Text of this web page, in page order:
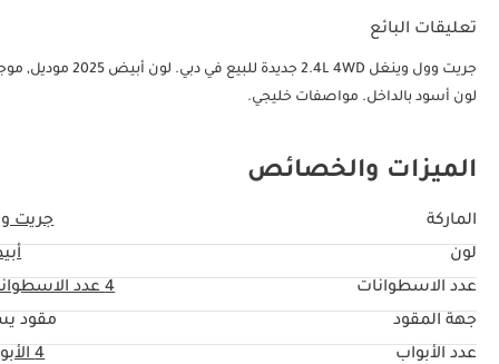
تعليقات البائع
لون أسود بالداخل. مواصفات خليجي.
الميزات والخصائص
الماركة
جريت
لون
عدد الاسطوانات
4عدد
جهة المقود
مقود
عدد الأبواب
4 الأبواب